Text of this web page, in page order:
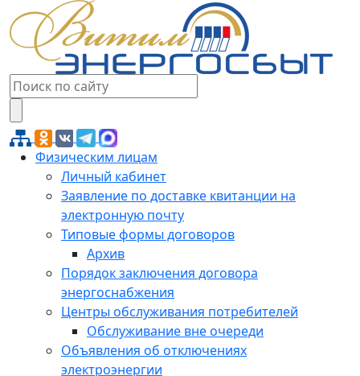
Физическим лицам
Личный кабинет
Заявление по доставке квитанции на
электронную почту
Типовые формы договоров
Архив
Порядок заключения договора
энергоснабжения
Центры обслуживания потребителей
Обслуживание вне очереди
Объявления об отключениях
электроэнергии